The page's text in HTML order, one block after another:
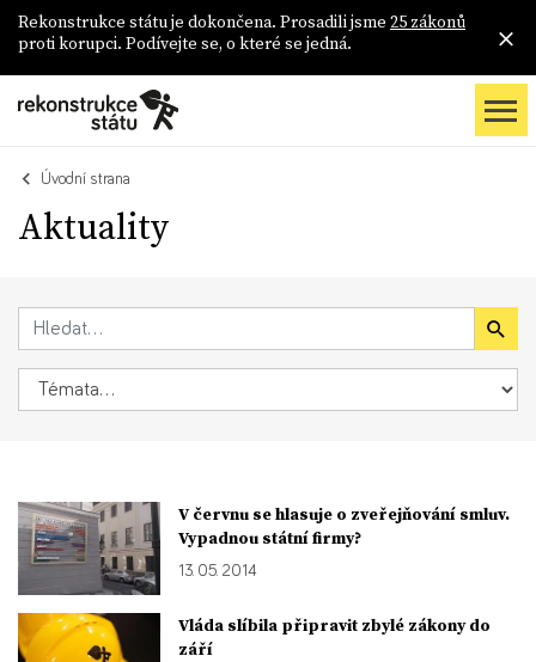
Rekonstrukce státu je dokončena. Prosadili jsme 25 zákonů
proti korupci. Podívejte se, o které se jedná.
Úvodní strana
Aktuality
V červnu se hlasuje o zveřejňování smluv.
Vypadnou státní firmy?
13. 05. 2014
Vláda slíbila připravit zbylé zákony do
září